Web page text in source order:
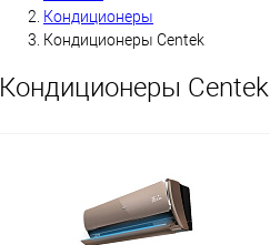
Кондиционеры
Кондиционеры Centek
Кондиционеры Centek